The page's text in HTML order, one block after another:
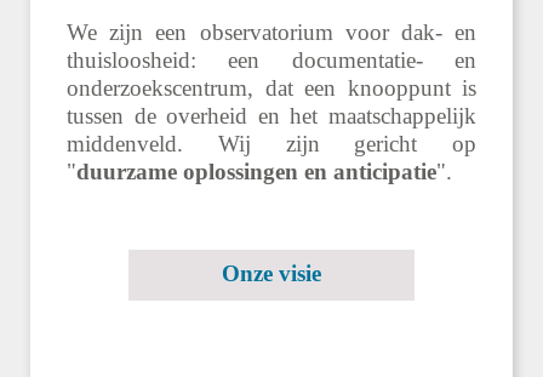
We zijn een observatorium voor dak- en
thuisloosheid: een documentatie- en
onderzoekscentrum, dat een knooppunt is
tussen de overheid en het maatschappelijk
middenveld. Wij zijn gericht op
"duurzame oplossingen en anticipatie".
Onze visie